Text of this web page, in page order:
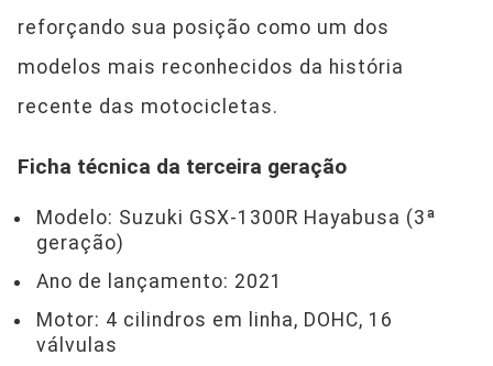
reforçando sua posição como um dos
modelos mais reconhecidos da história
recente das motocicletas.
Ficha técnica da terceira geração
Modelo: Suzuki GSX-1300R Hayabusa (3ª
geração)
Ano de lançamento: 2021
Motor: 4 cilindros em linha, DOHC, 16
válvulas